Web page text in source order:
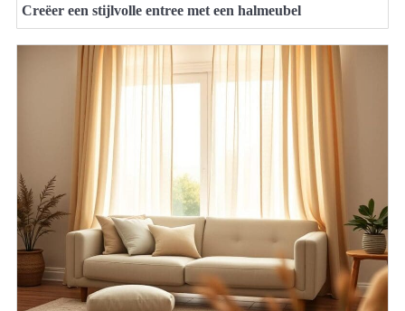
Creëer een stijlvolle entree met een halmeubel